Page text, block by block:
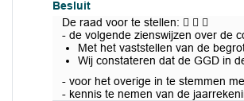
Besluit
De raad voor te stellen:   
- de volgende zienswijzen over de
Met het vaststellen van de
Wij constateren dat de GGD in
- voor het overige in te stemmen
- kennis te nemen van de